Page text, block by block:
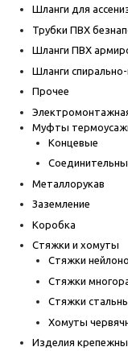
Шланги для
Трубки ПВХ
Шланги ПВХ
Шланги
Прочее
Муфты
Концевые
Металлорукав
Заземление
Коробка
Стяжки и хомуты
Стяжки
Стяжки
Стяжки
Хомуты
Изделия